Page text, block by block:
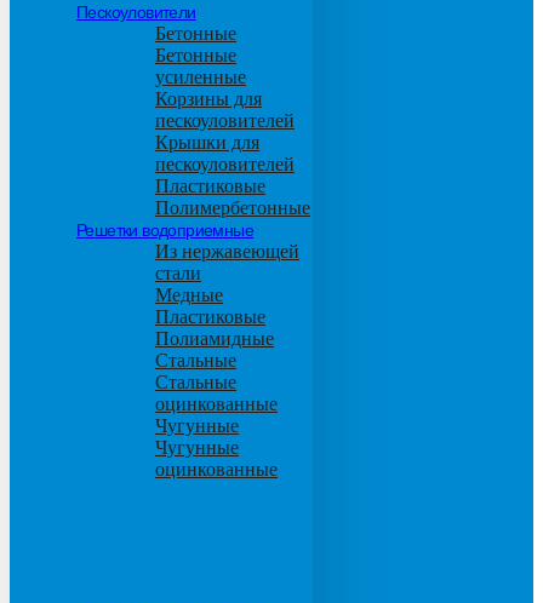
Пескоуловители
Бетонные
Бетонные
усиленные
Корзины для
пескоуловителей
Крышки для
пескоуловителей
Пластиковые
Полимербетонные
Решетки водоприемные
Из нержавеющей
стали
Медные
Пластиковые
Полиамидные
Стальные
Стальные
оцинкованные
Чугунные
Чугунные
оцинкованные